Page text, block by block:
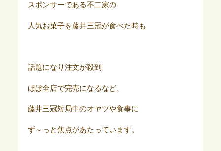
スポンサーである不二家の
人気お菓子を藤井三冠が食べた時も
話題になり注文が殺到
ほぼ全店で完売になるなど、
藤井三冠対局中のオヤツや食事に
ず～っと焦点があたっています。